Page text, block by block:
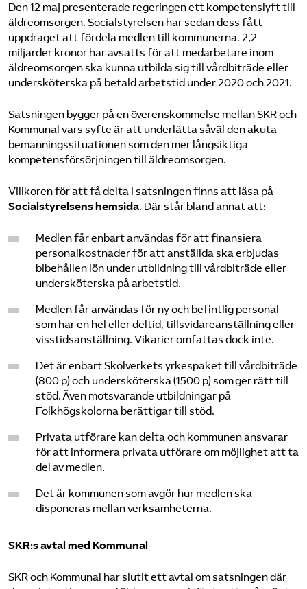
Den 12 maj presenterade regeringen ett kompetenslyft till
äldreomsorgen. Socialstyrelsen har sedan dess fått
uppdraget att fördela medlen till kommunerna. 2,2
miljarder kronor har avsatts för att medarbetare inom
äldreomsorgen ska kunna utbilda sig till vårdbiträde eller
undersköterska på betald arbetstid under 2020 och 2021.
Satsningen bygger på en överenskommelse mellan SKR och
Kommunal vars syfte är att underlätta såväl den akuta
bemanningssituationen som den mer långsiktiga
kompetensförsörjningen till äldreomsorgen.
Villkoren för att få delta i satsningen finns att läsa på
Socialstyrelsens hemsida. Där står bland annat att:
Medlen får enbart användas för att finansiera
personalkostnader för att anställda ska erbjudas
bibehållen lön under utbildning till vårdbiträde eller
undersköterska på arbetstid.
Medlen får användas för ny och befintlig personal
som har en hel eller deltid, tillsvidareanställning eller
visstidsanställning. Vikarier omfattas dock inte.
Det är enbart Skolverkets yrkespaket till vårdbiträde
(800 p) och undersköterska (1500 p) som ger rätt till
stöd. Även motsvarande utbildningar på
Folkhögskolorna berättigar till stöd.
Privata utförare kan delta och kommunen ansvarar
för att informera privata utförare om möjlighet att ta
del av medlen.
Det är kommunen som avgör hur medlen ska
disponeras mellan verksamheterna.
SKR:s avtal med Kommunal
SKR och Kommunal har slutit ett avtal om satsningen där